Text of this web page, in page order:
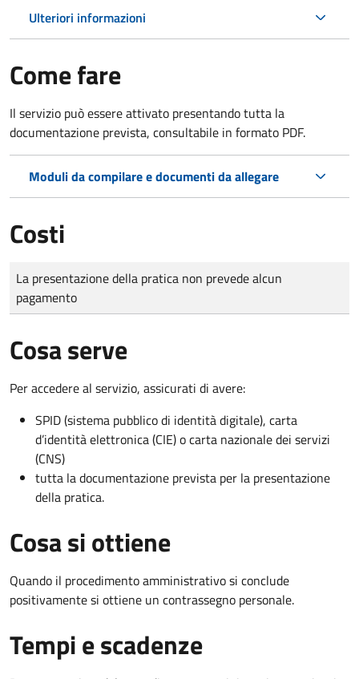
Ulteriori informazioni
Come fare
Il servizio può essere attivato presentando tutta la
documentazione prevista, consultabile in formato PDF.
Moduli da compilare e documenti da allegare
Costi
Tipo di pagamento
Importo
La presentazione della pratica non prevede alcun
pagamento
Cosa serve
Per accedere al servizio, assicurati di avere:
SPID (sistema pubblico di identità digitale), carta
d’identità elettronica (CIE) o carta nazionale dei servizi
(CNS)
tutta la documentazione prevista per la presentazione
della pratica.
Cosa si ottiene
Quando il procedimento amministrativo si conclude
positivamente si ottiene un contrassegno personale.
Tempi e scadenze